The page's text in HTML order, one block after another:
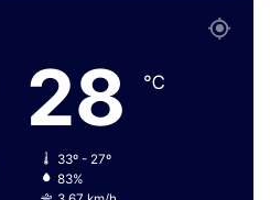
28 ℃
33º - 27º
83%